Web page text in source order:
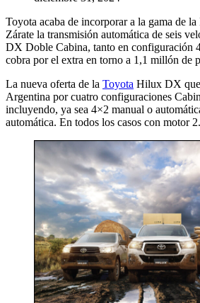
Toyota acaba de incorporar a la gama de
Zárate la transmisión automática de seis
DX Doble Cabina, tanto en configuración
cobra por el extra en torno a 1,1 millón de
La nueva oferta de la Toyota Hilux DX
Argentina por cuatro configuraciones
incluyendo, ya sea 4×2 manual o
automática. En todos los casos con motor